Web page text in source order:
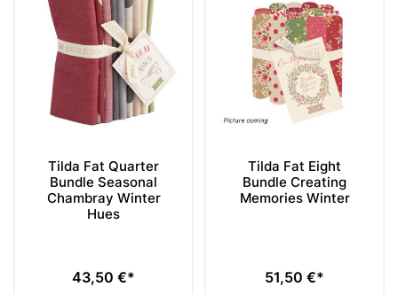
Tilda Fat Quarter
Bundle Seasonal
Chambray Winter
Hues
Preis
43,50 €*
Tilda Fat Eight
Bundle Creating
Memories Winter
Preis
51,50 €*